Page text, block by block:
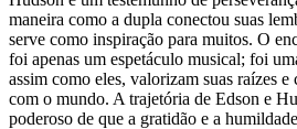
maneira como a dupla conectou suas
serve como inspiração para muitos. O
foi apenas um espetáculo musical; foi
assim como eles, valorizam suas raízes
com o mundo. A trajetória de Edson e
poderoso de que a gratidão e a